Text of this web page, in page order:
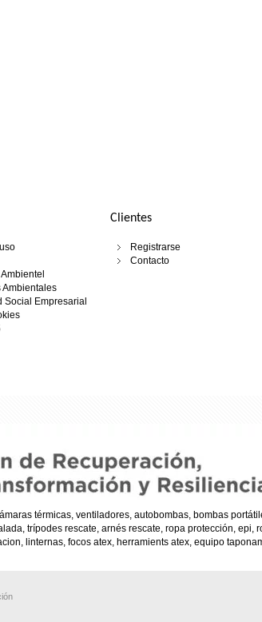
Ambientales
Social Empresarial
Clientes
Registrarse
Contacto
térmicas, ventiladores, autobombas, bombas
trípodes rescate, arnés rescate, ropa protección,
linternas, focos atex, herramients atex, equipo